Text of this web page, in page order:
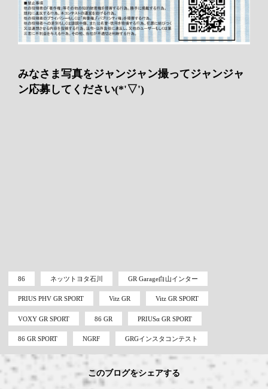
みなさま写真をジャンジャン撮ってジャンジャ
ン応募してください(*'▽')
86 ネッツトヨタ石川 GR Garage白山インター
PRIUS PHV GR SPORT Vitz GR Vitz GR SPORT
VOXY GR SPORT 86 GR PRIUSα GR SPORT
86 GR SPORT NGRF GRGインスタコンテスト
このブログをシェアする